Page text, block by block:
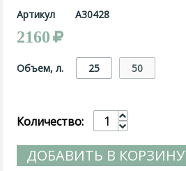
Артикул A30428
2160
Объем, л. 25 50
Количество:
ДОБАВИТЬ В КОРЗИНУ